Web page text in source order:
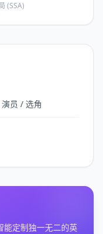
(SSA)
员 / 选角
能定制独一无二的英